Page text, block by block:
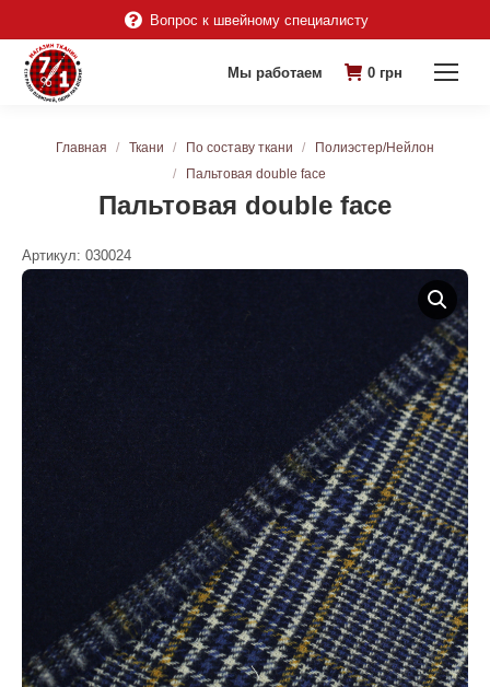
Вопрос к швейному специалисту
Мы работаем 0 грн
Пальтовая double face
Вы здесь:
Главная Ткани По составу ткани
Полиэстер/Нейлон
Пальтовая double face
Артикул: 030024